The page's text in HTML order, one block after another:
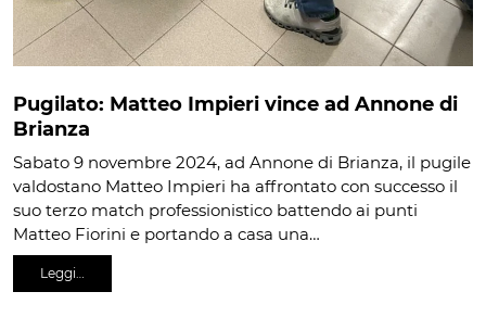
Pugilato: Matteo Impieri vince ad Annone di
Brianza
Sabato 9 novembre 2024, ad Annone di Brianza, il pugile
valdostano Matteo Impieri ha affrontato con successo il
suo terzo match professionistico battendo ai punti
Matteo Fiorini e portando a casa una…
Leggi…